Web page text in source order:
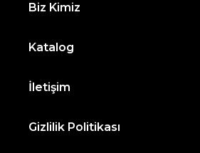
Biz Kimiz
Katalog
İletişim
Gizlilik Politikası